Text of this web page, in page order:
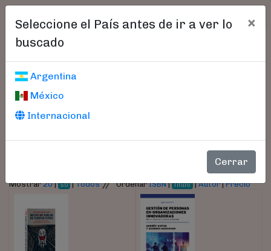
Seleccione el País antes de ir a ver lo
buscado
×
Argentina
México
Internacional
Cerrar
Libros encontrados
Parámetros
Mostrar20| 50 |Todos//OrdenarISBN| Título |Autor|Precio